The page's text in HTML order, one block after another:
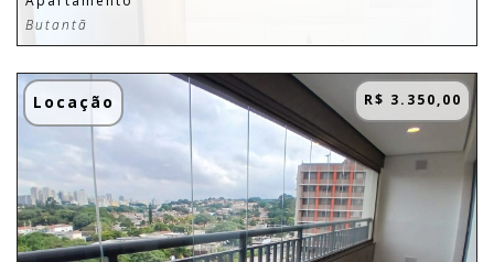
Butantã
Locação R$ 3.350,00